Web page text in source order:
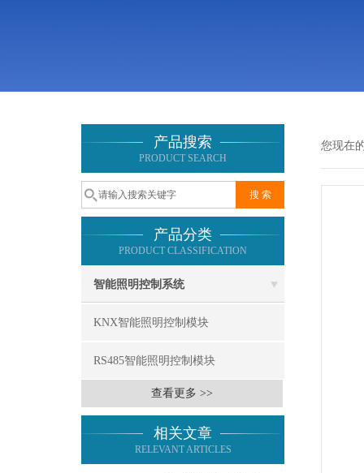
产品搜索
PRODUCT SEARCH
产品分类
PRODUCT CLASSIFICATION
智能照明控制系统
KNX智能照明控制模块
RS485智能照明控制模块
查看更多 >>
相关文章
RELEVANT ARTICLES
您现在